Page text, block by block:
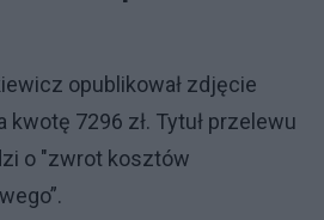
opublikował zdjęcie
kwotę 7296 zł. Tytuł przelewu
o "zwrot kosztów